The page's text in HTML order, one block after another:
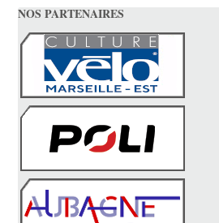
NOS PARTENAIRES